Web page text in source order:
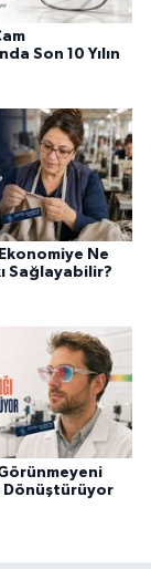
Son 10 Yılın
Ne
Sağlayabilir?
Dönüştürüyor